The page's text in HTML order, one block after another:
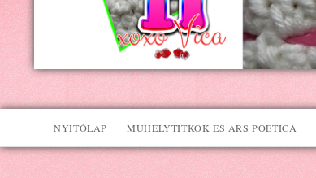
NYITÓLAP MŰHELYTITKOK ÉS ARS POETICA